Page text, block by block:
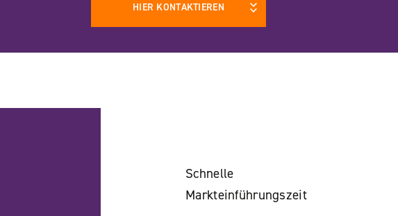
HIER KONTAKTIEREN
Schnelle
Markteinführungszeit